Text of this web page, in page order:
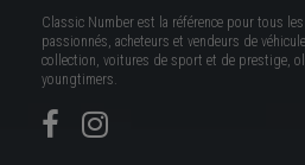
Classic Number est la référence pour tous
passionnés, acheteurs et vendeurs de
collection, voitures de sport et de prestige,
youngtimers.